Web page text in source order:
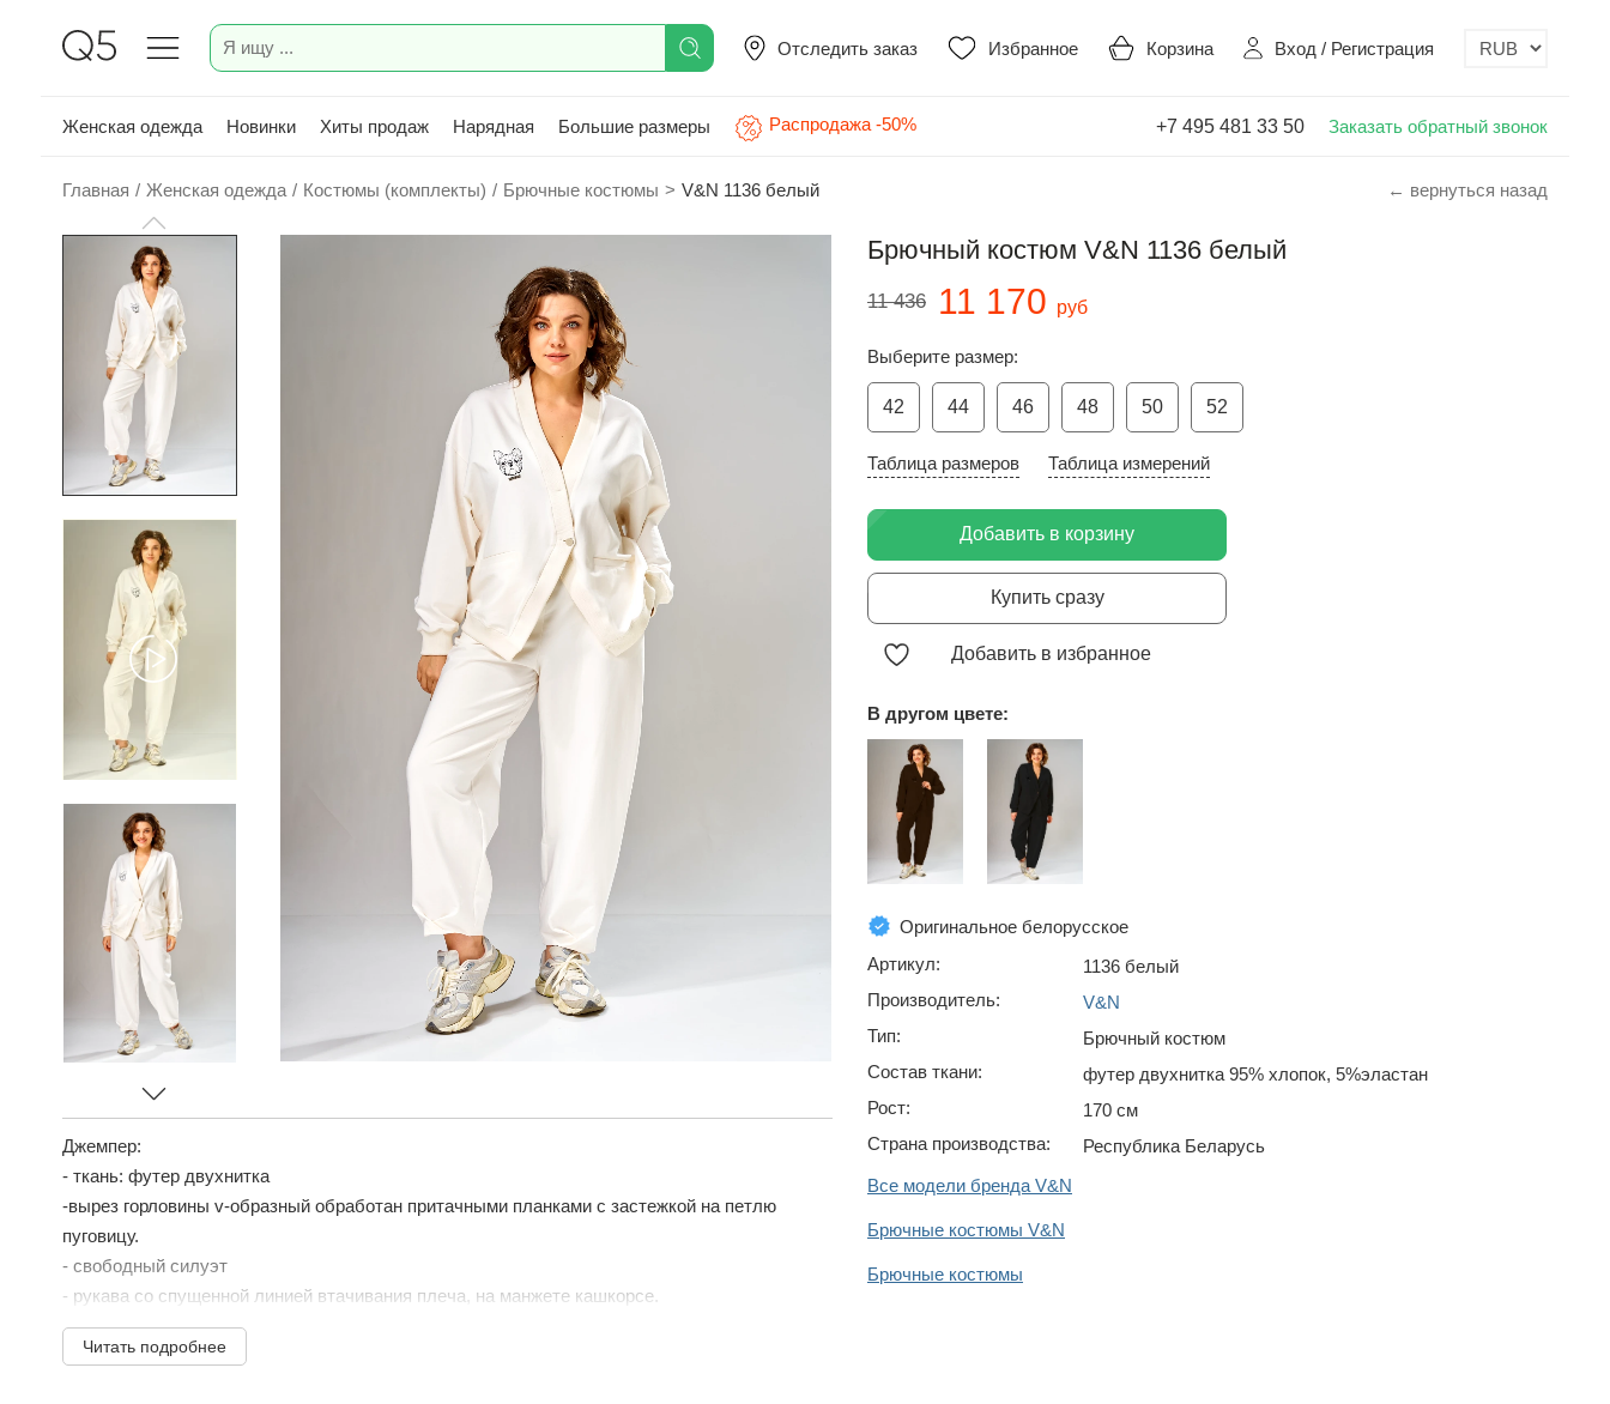
Отследить заказ Избранное Корзина Вход / Регистрация
Женская одежда Новинки Хиты продаж Нарядная Большие размеры Распродажа -50% +7 495 481 33 50 Заказать обратный звонок
Главная / Женская одежда / Костюмы (комплекты) / Брючные костюмы > V&N 1136 белый ← вернуться назад
Джемпер:
- ткань: футер двухнитка
-вырез горловины v-образный обработан притачными планками с застежкой на петлю
пуговицу.
- свободный силуэт
- рукава со спущенной линией втачивания плеча, на манжете кашкорсе.
-низ джемпера обработан на кашкорсе
-декоративные украшения.
Читать подробнее
Брючный костюм V&N 1136 белый
11 436 11 170 руб
Выберите размер:
42 44 46 48 50 52
Таблица размеров Таблица измерений
Добавить в корзину
Купить сразу
Добавить в избранное
В другом цвете:
Оригинальное белорусское
Артикул:
1136 белый
Производитель:
V&N
Тип:
Брючный костюм
Состав ткани:
футер двухнитка 95% хлопок, 5%эластан
Рост:
170 см
Страна производства:
Республика Беларусь
Все модели бренда V&N
Брючные костюмы V&N
Брючные костюмы